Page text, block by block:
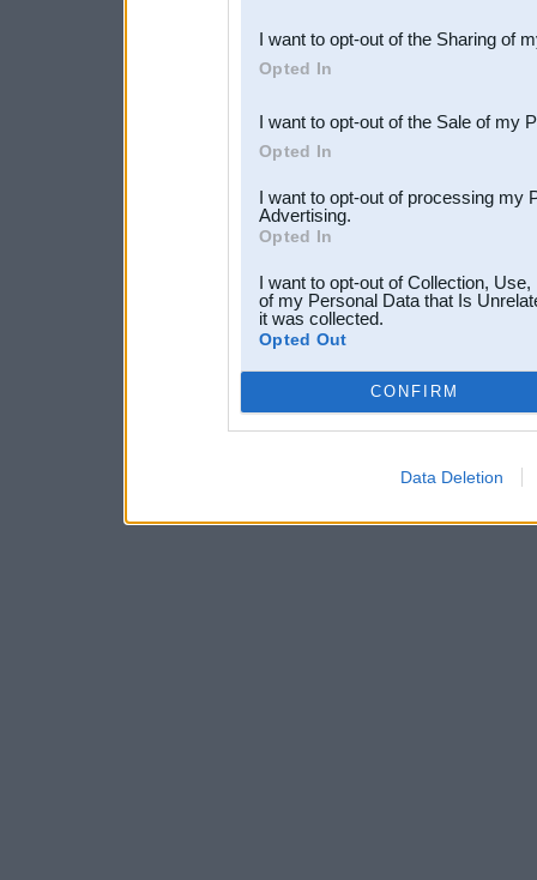
Downstream Participants
third parties.
I want to opt-out of the Sharing of
Opted In
I want to opt-out of the Sale of my
Opted In
I want to opt-out of processing my
Advertising.
Opted In
I want to opt-out of Collection,
of my Personal Data that Is
it was collected.
Opted Out
CONFIRM
Data Deletion